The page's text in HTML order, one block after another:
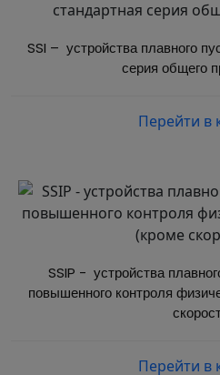
SSI –  устройства плавного
серия общего
Перейти в
SSIP -  устройства
повышенного контроля
Перейти в